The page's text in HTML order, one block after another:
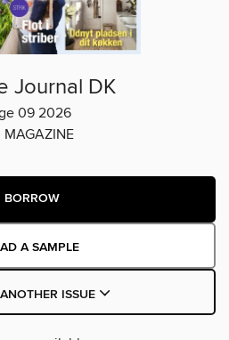
Journal DK
09 2026
MAGAZINE
BORROW
A SAMPLE
ISSUE